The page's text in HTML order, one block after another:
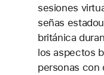
sesiones
señas
británica
los aspectos
personas con